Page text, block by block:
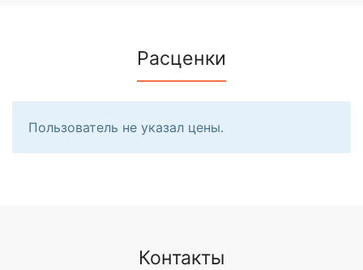
Расценки
Пользователь не указал цены.
Контакты